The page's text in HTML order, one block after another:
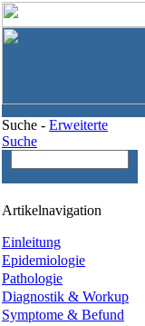
Suche - Erweiterte
Suche
Artikelnavigation
Einleitung
Epidemiologie
Pathologie
Diagnostik & Workup
Symptome & Befund